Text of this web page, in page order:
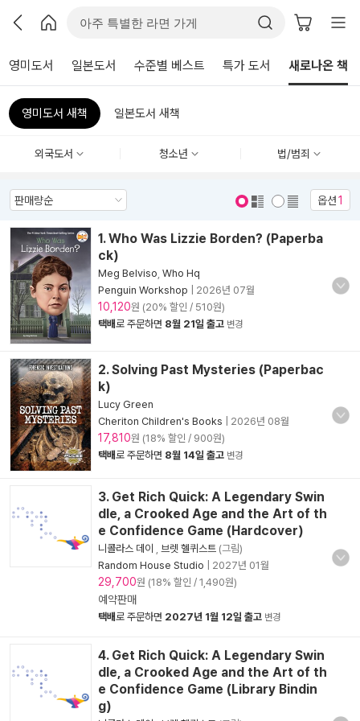
영미도서 일본도서 수준별 베스트 특가 도서 새로나온 책
영미도서 새책 일본도서 새책
외국도서 청소년 법/범죄
옵션1
1. Who Was Lizzie Borden? (Paperba
ck)
Meg Belviso Who Hq
Penguin Workshop
2026년 07월
10,120원 (20% 할인 / 510원)
택배로 주문하면 8월 21일 출고 변경
2. Solving Past Mysteries (Paperbac
k)
Lucy Green
Cheriton Children's Books
2026년 08월
17,810원 (18% 할인 / 900원)
택배로 주문하면 8월 14일 출고 변경
3. Get Rich Quick: A Legendary Swin
dle, a Crooked Age and the Art of th
e Confidence Game (Hardcover)
니콜라스 데이 브렛 헬퀴스트 (그림)
Random House Studio
2027년 01월
29,700원 (18% 할인 / 1,490원)
예약판매
택배로 주문하면 2027년 1월 12일 출고 변경
4. Get Rich Quick: A Legendary Swin
dle, a Crooked Age and the Art of th
e Confidence Game (Library Bindin
g)